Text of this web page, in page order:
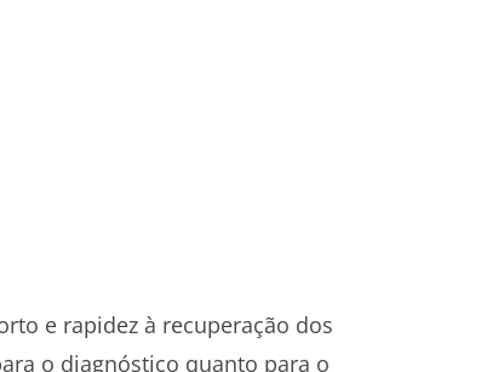
e rapidez à recuperação dos
o diagnóstico quanto para o